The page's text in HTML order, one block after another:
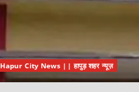
Hapur City News || हापुड़ शहर न्यूज़